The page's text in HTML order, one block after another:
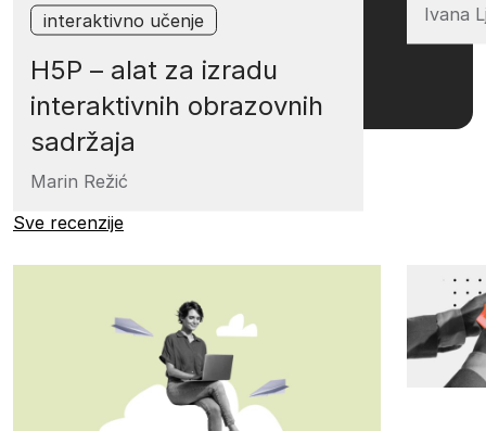
Sve recenzije alata
Sve recenzije
interaktivno učenje
H5P – alat za izradu
interaktivnih obrazovnih
sadržaja
Marin Režić
Ivana